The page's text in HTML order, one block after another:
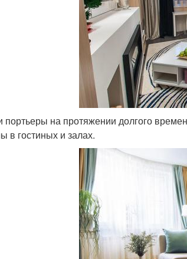
портьеры на протяжении долгого
в гостиных и залах.